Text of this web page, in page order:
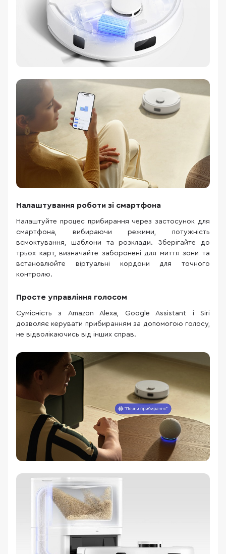
Налаштування роботи зі смартфона
Налаштуйте процес прибирання через застосунок для
смартфона, вибираючи режими, потужність
всмоктування, шаблони та розклади. Зберігайте до
трьох карт, визначайте заборонені для миття зони та
встановлюйте віртуальні кордони для точного
контролю.
Просте управління голосом
Сумісність з Amazon Alexa, Google Assistant і Siri
дозволяє керувати прибиранням за допомогою голосу,
не відволікаючись від інших справ.